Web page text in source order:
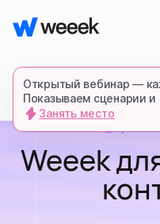
Открытый вебинар —
Показываем сценарии
Занять место
запросить
спишемся в
расскажем
Войти
Weeek